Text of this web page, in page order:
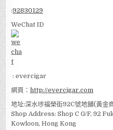
:92830129
WeChat ID
: evercigar
網頁：http://evercigar.com
地址:深水埗福榮街92C號地舖(黃金
Shop Address: Shop C G/F, 92
Kowloon, Hong Kong